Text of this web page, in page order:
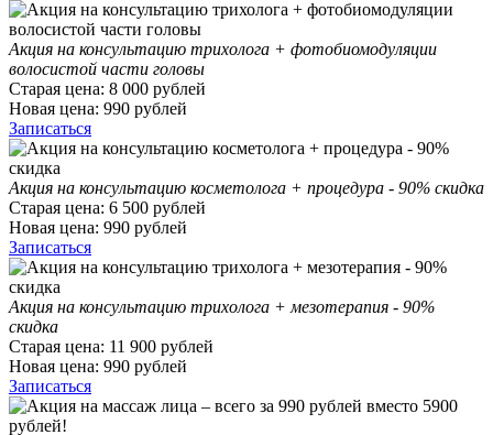
Акция на консультацию трихолога + фотобиомодуляции
волосистой части головы
Старая цена: 8 000 рублей
Новая цена: 990 рублей
Записаться
Акция на консультацию косметолога + процедура - 90% скидка
Старая цена: 6 500 рублей
Новая цена: 990 рублей
Записаться
Акция на консультацию трихолога + мезотерапия - 90%
скидка
Старая цена: 11 900 рублей
Новая цена: 990 рублей
Записаться